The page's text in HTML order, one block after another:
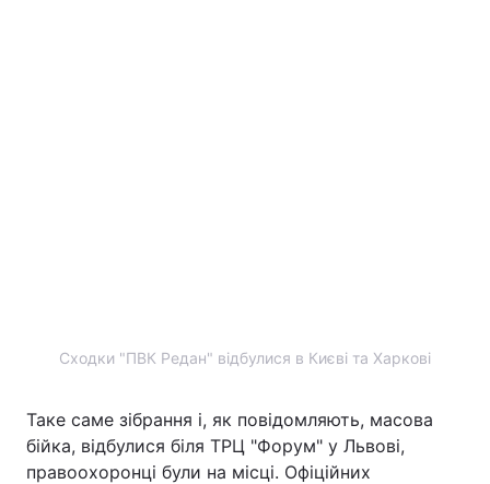
Сходки "ПВК Редан" відбулися в Києві та Харкові
Таке саме зібрання і, як повідомляють, масова
бійка, відбулися біля ТРЦ "Форум" у Львові,
правоохоронці були на місці. Офіційних